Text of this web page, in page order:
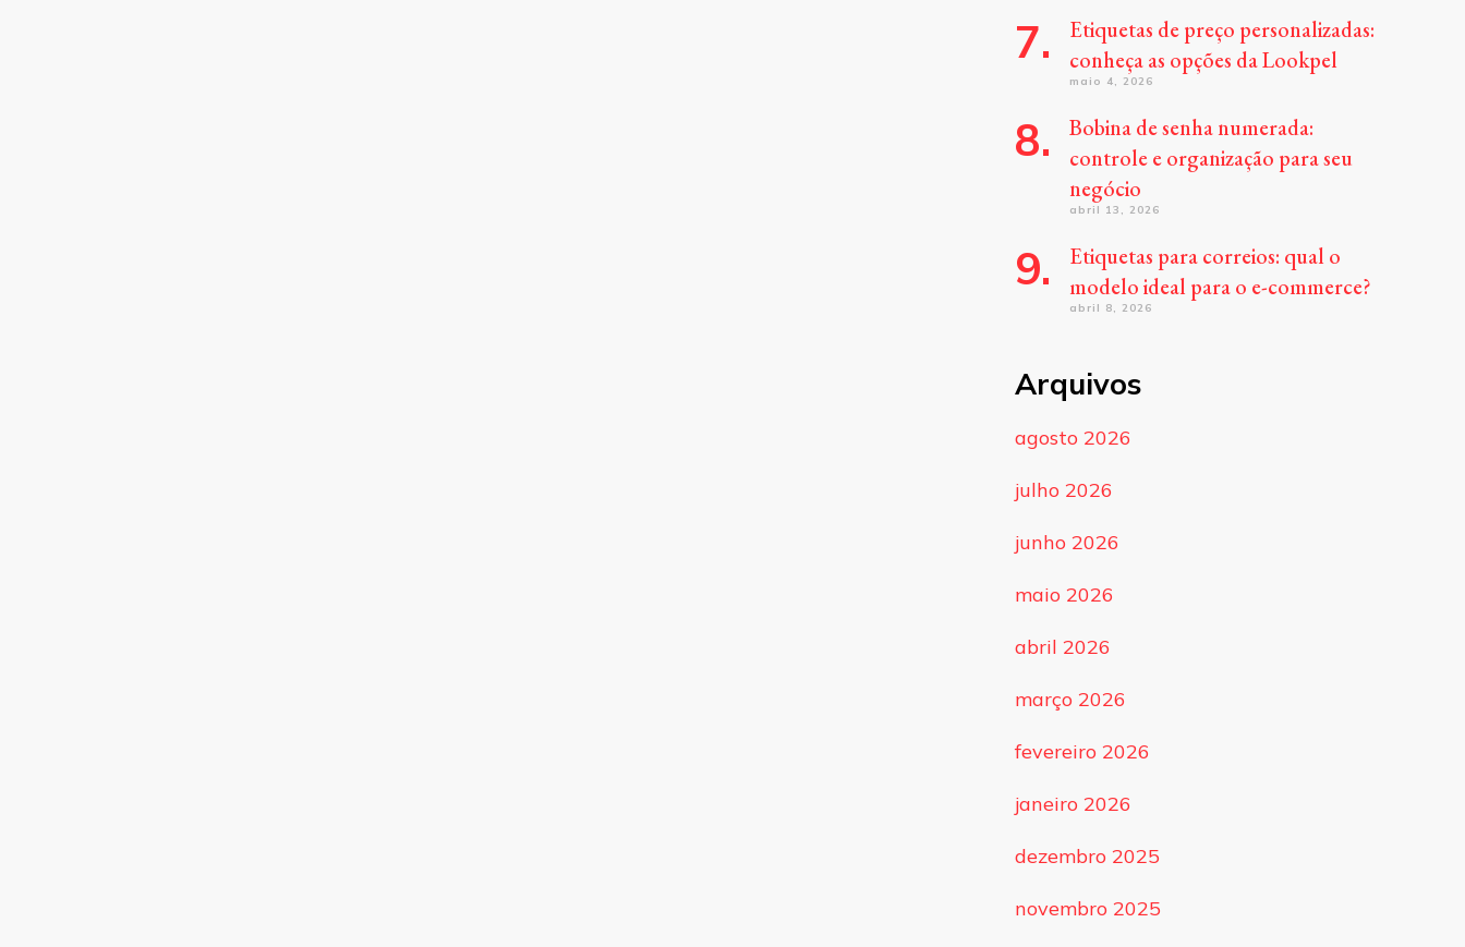
Etiquetas de preço personalizadas:
conheça as opções da Lookpel
maio 4, 2026
Bobina de senha numerada:
controle e organização para seu
negócio
abril 13, 2026
Etiquetas para correios: qual o
modelo ideal para o e-commerce?
abril 8, 2026
Arquivos
agosto 2026
julho 2026
junho 2026
maio 2026
abril 2026
março 2026
fevereiro 2026
janeiro 2026
dezembro 2025
novembro 2025